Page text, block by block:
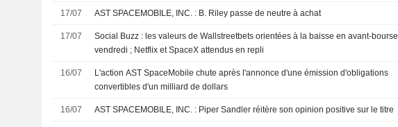
17/07 AST SPACEMOBILE, INC. : B. Riley passe de neutre à achat
17/07
Social Buzz : les valeurs de Wallstreetbets orientées à la baisse en avant-bourse
vendredi ; Netflix et SpaceX attendus en repli
16/07
L'action AST SpaceMobile chute après l'annonce d'une émission d'obligations
convertibles d'un milliard de dollars
16/07 AST SPACEMOBILE, INC. : Piper Sandler réitère son opinion positive sur le titre